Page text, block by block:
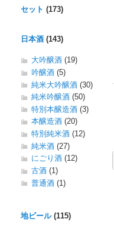
セット (173)
日本酒 (143)
大吟醸酒 (19)
吟醸酒 (5)
純米大吟醸酒 (30)
純米吟醸酒 (50)
特別本醸造酒 (3)
本醸造酒 (20)
特別純米酒 (12)
純米酒 (27)
にごり酒 (12)
古酒 (1)
普通酒 (1)
地ビール(115)